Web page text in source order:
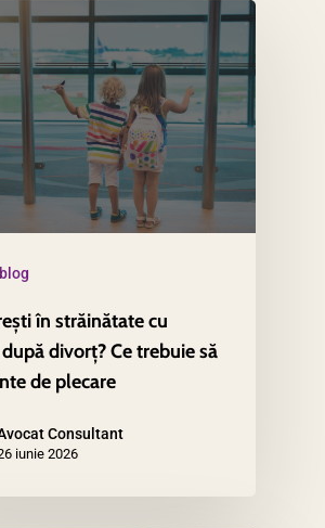
în străinătate cu
divorț? Ce trebuie să
de plecare
Consultant
iunie 2026